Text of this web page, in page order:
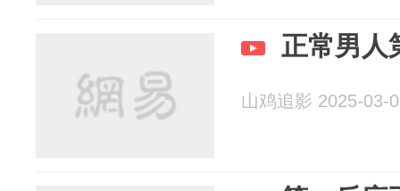
正常男人
山鸡追影 2025-03-